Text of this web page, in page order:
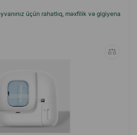
üçün rahatlıq, məxfilik və gigiyena